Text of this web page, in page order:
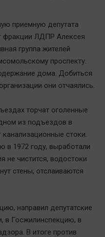
приемную депутата
фракции ЛДПР Алексея
группа жителей
проспекту.
дома. Добиться
они отчаялись.
торчат оголенные
из подъездов в
стоки.
в 1972 году, выработали
не чистится, водостоки
стены, отслаиваются
направил депутатские
в Госжилинспекцию, в
В итоге против